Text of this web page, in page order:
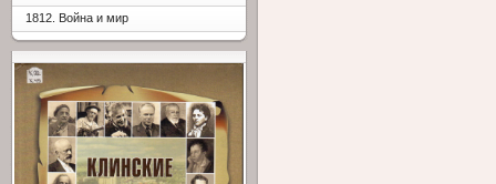
1812. Война и мир